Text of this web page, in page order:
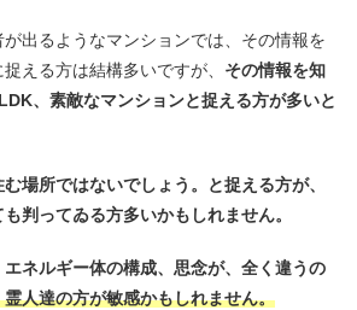
出るようなマンションでは、その情報を
える方は結構多いですが、 その情報を知
、素敵なマンションと捉える方が多いと
場所ではないでしょう。と捉える方が、
判ってゐる方多いかもしれません。
ネルギー体の構成、思念が、全く違うの
人達の方が敏感かもしれません。